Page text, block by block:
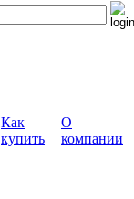
Как
купить
О
компании